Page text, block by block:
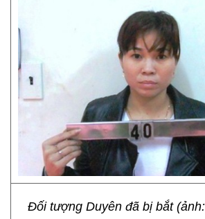
Đối tượng Duyên đã bị bắt